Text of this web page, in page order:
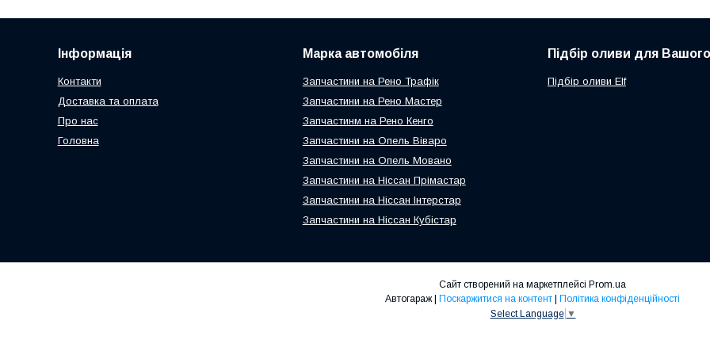
Інформація
Контакти
Доставка та оплата
Про нас
Головна
Марка автомобіля
Запчастини на Рено Трафік
Запчастини на Рено Мастер
Запчастинм на Рено Кенго
Запчастини на Опель Віваро
Запчастини на Опель Мовано
Запчастини на Ніссан Прімастар
Запчастини на Ніссан Інтерстар
Запчастини на Ніссан Кубістар
Підбір оливи для
Підбір оливи Elf
Сайт створений на маркетплейсі Prom.ua
Автогараж | Поскаржитися на контент | Політика конфіденційності
Select Language ▼